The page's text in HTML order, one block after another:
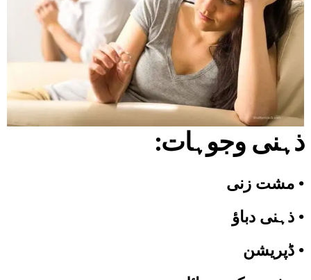
:ذہنی وجوہات
•
ذہنی دباؤ •
ڈپریشن •